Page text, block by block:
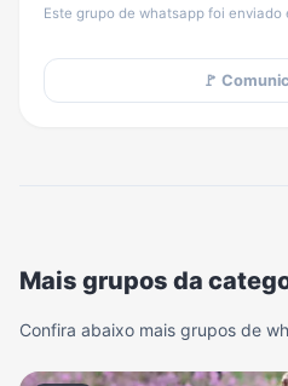
Este grupo de whatsapp foi enviado
🚩
Mais grupos da
Confira abaixo mais grupos de